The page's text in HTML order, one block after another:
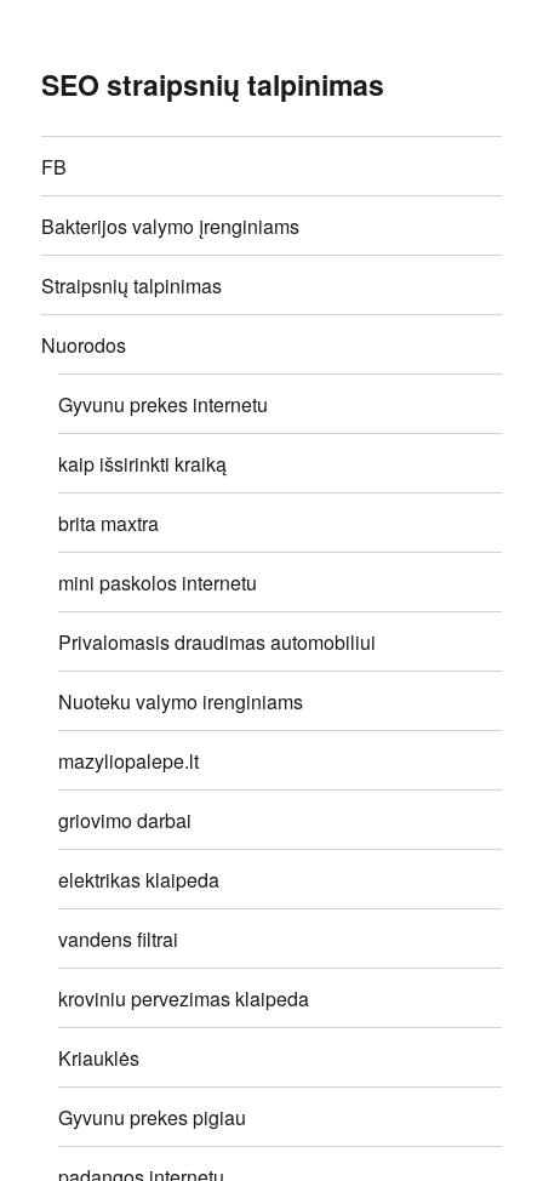
SEO straipsnių talpinimas
FB
Bakterijos valymo įrenginiams
Straipsnių talpinimas
Nuorodos
Gyvunu prekes internetu
kaip išsirinkti kraiką
brita maxtra
mini paskolos internetu
Privalomasis draudimas automobiliui
Nuoteku valymo irenginiams
mazyliopalepe.lt
griovimo darbai
elektrikas klaipeda
vandens filtrai
kroviniu pervezimas klaipeda
Kriauklės
Gyvunu prekes pigiau